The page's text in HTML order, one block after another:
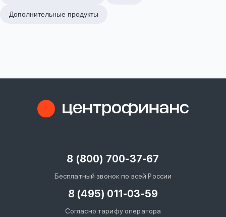
Дополнительные продукты
8 (800) 700-37-67
Бесплатный звонок по всей России
8 (495) 011-03-59
Согласно тарифу оператора
Войти под другим номером
обработку